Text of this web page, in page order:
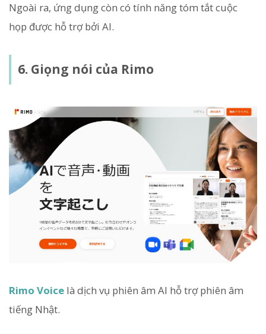
Ngoài ra, ứng dụng còn có tính năng tóm tắt cuộc
họp được hỗ trợ bởi AI.
6. Giọng nói của Rimo
Rimo Voice là dịch vụ phiên âm AI hỗ trợ phiên âm
tiếng Nhật.